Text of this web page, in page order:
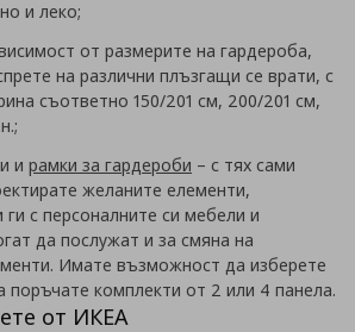
и леко;
от размерите на гардероба,
на различни плъзгащи се врати, с
съответно 150/201 см, 200/201 см,
и рамки за гардероби – с тях сами
желаните елементи,
ги с персоналните си мебели и
да послужат и за смяна на
Имате възможност да изберете
поръчате комплекти от 2 или 4 панела.
от ИКЕА